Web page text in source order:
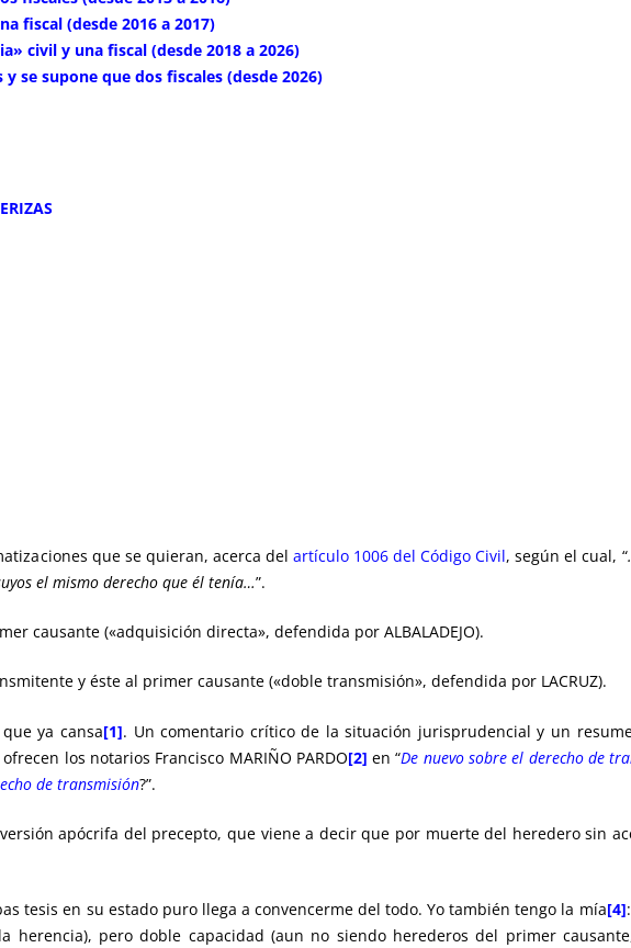
fiscal (desde 2016 a 2017)
civil y una fiscal (desde 2018 a 2026)
y se supone que dos fiscales (desde 2026)
que se quieran, acerca del artículo 1006 del Código Civil, según el cual, “
el mismo derecho que él tenía…”.
causante («adquisición directa», defendida por ALBALADEJO).
y éste al primer causante («doble transmisión», defendida por LACRUZ).
ya cansa[1]. Un comentario crítico de la situación jurisprudencial y un
los notarios Francisco MARIÑO PARDO[2] en “De nuevo sobre el derecho de
de transmisión?”.
apócrifa del precepto, que viene a decir que por muerte del heredero sin
tesis en su estado puro llega a convencerme del todo. Yo también tengo la mía[4]
herencia), pero doble capacidad (aun no siendo herederos del primer